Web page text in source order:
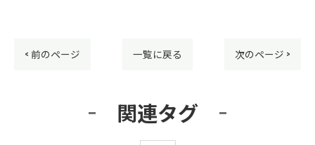
< 前のページ 一覧に戻る 次のページ >
関連タグ